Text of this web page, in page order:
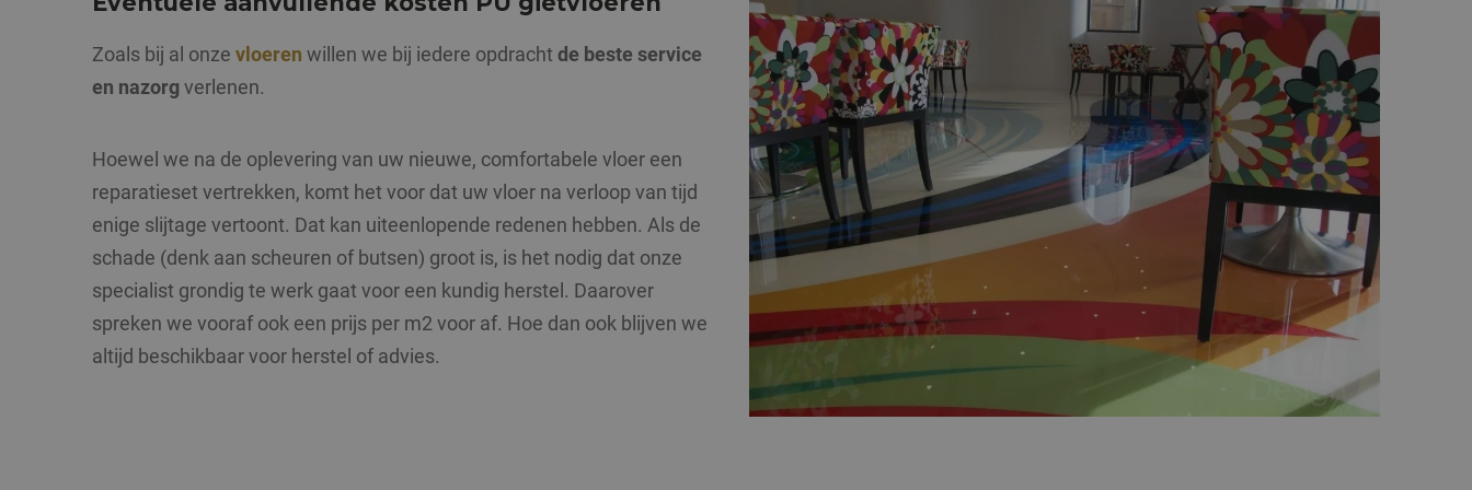
Zoals bij al onze vloeren willen we bij iedere opdracht de beste service
en nazorg verlenen.
Hoewel we na de oplevering van uw nieuwe, comfortabele vloer een
reparatieset vertrekken, komt het voor dat uw vloer na verloop van tijd
enige slijtage vertoont. Dat kan uiteenlopende redenen hebben. Als de
schade (denk aan scheuren of butsen) groot is, is het nodig dat onze
specialist grondig te werk gaat voor een kundig herstel. Daarover
spreken we vooraf ook een prijs per m2 voor af. Hoe dan ook blijven we
altijd beschikbaar voor herstel of advies.